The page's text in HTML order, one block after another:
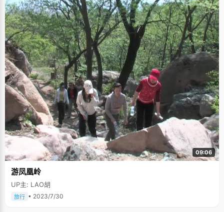
09:06
游凤凰岭
UP主: LAO胡
旅行 • 2023/7/30